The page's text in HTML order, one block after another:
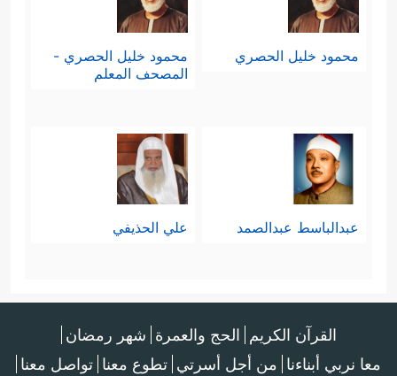
محمود خليل الحصري
محمود خليل الحصري -
المصحف المعلم
عبدالباسط عبدالصمد علي الحذيفي
القرآن الكريم الحج والعمرة شهر رمضان
معا نربي أبناءنا من أجل أسرتي تطوع معنا تواصل معنا